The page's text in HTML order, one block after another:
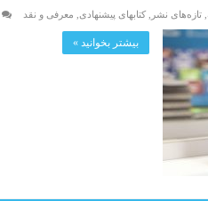
,تازەهای نشر ,کتابهای پیشنهادی معرفی و نقد
بیشتر بخوانید »